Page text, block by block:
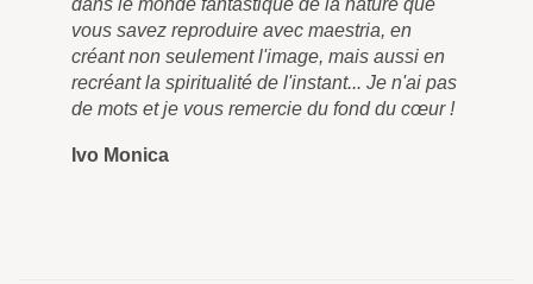
vous savez reproduire avec maestria, en
créant non seulement l'image, mais aussi en
recréant la spiritualité de l'instant... Je n'ai pas
de mots et je vous remercie du fond du cœur !
Ivo Monica